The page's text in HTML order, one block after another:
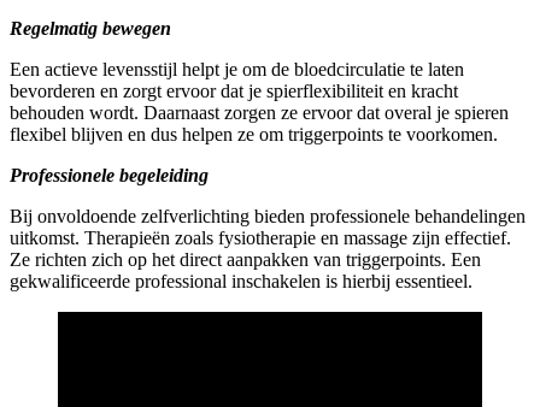
Regelmatig bewegen
Een actieve levensstijl helpt je om de bloedcirculatie te laten
bevorderen en zorgt ervoor dat je spierflexibiliteit en kracht
behouden wordt. Daarnaast zorgen ze ervoor dat overal je spieren
flexibel blijven en dus helpen ze om triggerpoints te voorkomen.
Professionele begeleiding
Bij onvoldoende zelfverlichting bieden professionele behandelingen
uitkomst. Therapieën zoals fysiotherapie en massage zijn effectief.
Ze richten zich op het direct aanpakken van triggerpoints. Een
gekwalificeerde professional inschakelen is hierbij essentieel.